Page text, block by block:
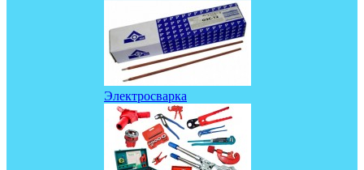
Электросварка